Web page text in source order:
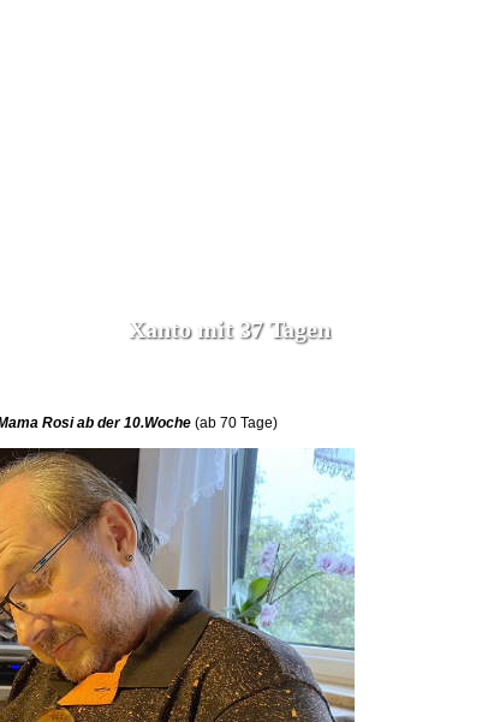
Xanto mit 37 Tagen
Rosi ab der 10.Woche (ab 70 Tage)